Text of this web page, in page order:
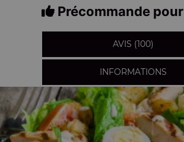
Précommande
AVIS (100)
INFORMATIONS